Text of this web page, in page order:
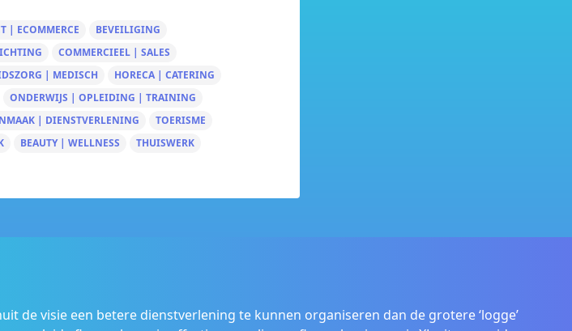
| ECOMMERCE
BEVEILIGING
COMMERCIEEL | SALES
| MEDISCH
HORECA | CATERING
ONDERWIJS | OPLEIDING | TRAINING
| DIENSTVERLENING
TOERISME
BEAUTY | WELLNESS
THUISWERK
de visie een betere dienstverlening te kunnen organiseren dan de grotere ‘logge’